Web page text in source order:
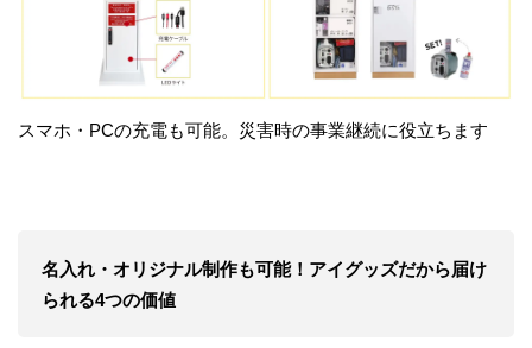
スマホ・PCの充電も可能。災害時の事業継続に役立ちます
名入れ・オリジナル制作も可能！アイグッズだから届け
られる4つの価値